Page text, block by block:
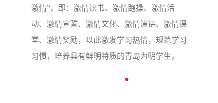
激情”，即：激情读书、激情跑操、激情活
动、激情宣誓、激情文化、激情演讲、激情课
堂、激情奖励，以此激发学习热情，规范学习
习惯，培养具有鲜明特质的青岛为明学生。